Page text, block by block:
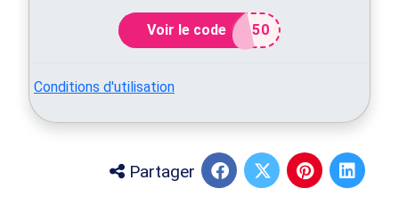
Voir le code 150
Conditions d'utilisation
Partager